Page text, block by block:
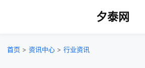
夕泰网
首页 > 资讯中心 > 行业资讯